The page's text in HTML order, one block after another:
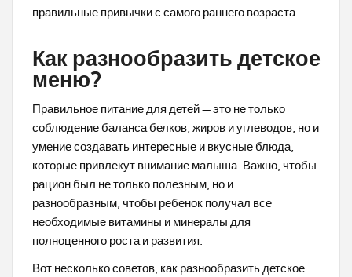
правильные привычки с самого раннего возраста.
Как разнообразить детское
меню?
Правильное питание для детей — это не только
соблюдение баланса белков, жиров и углеводов, но и
умение создавать интересные и вкусные блюда,
которые привлекут внимание малыша. Важно, чтобы
рацион был не только полезным, но и
разнообразным, чтобы ребенок получал все
необходимые витамины и минералы для
полноценного роста и развития.
Вот несколько советов, как разнообразить детское